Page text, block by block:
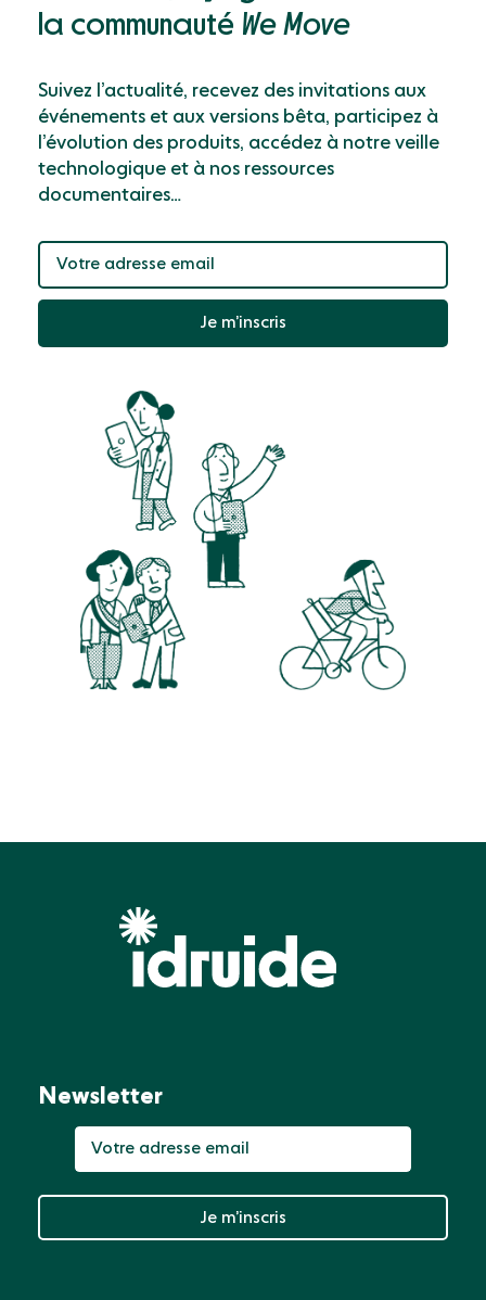
la communauté We Move
Suivez l’actualité, recevez des invitations aux
événements et aux versions bêta, participez à
l’évolution des produits, accédez à notre veille
technologique et à nos ressources
documentaires…
Je m’inscris
Newsletter
Je m’inscris